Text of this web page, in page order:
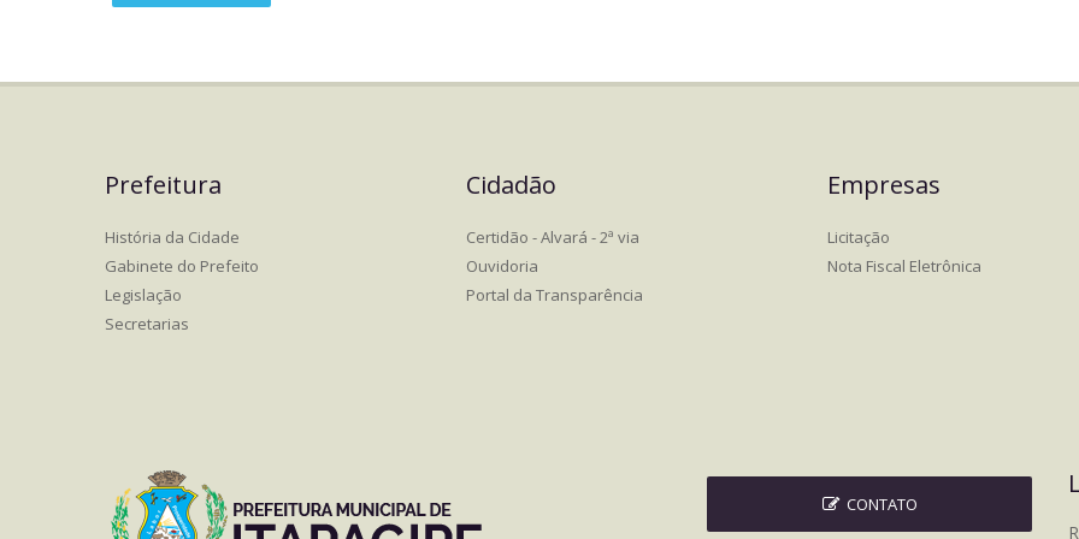
Prefeitura
História da Cidade
Gabinete do Prefeito
Legislação
Secretarias
Cidadão
Certidão - Alvará - 2ª via
Ouvidoria
Portal da Transparência
Empresas
Licitação
Nota Fiscal Eletrônica
CONTATO